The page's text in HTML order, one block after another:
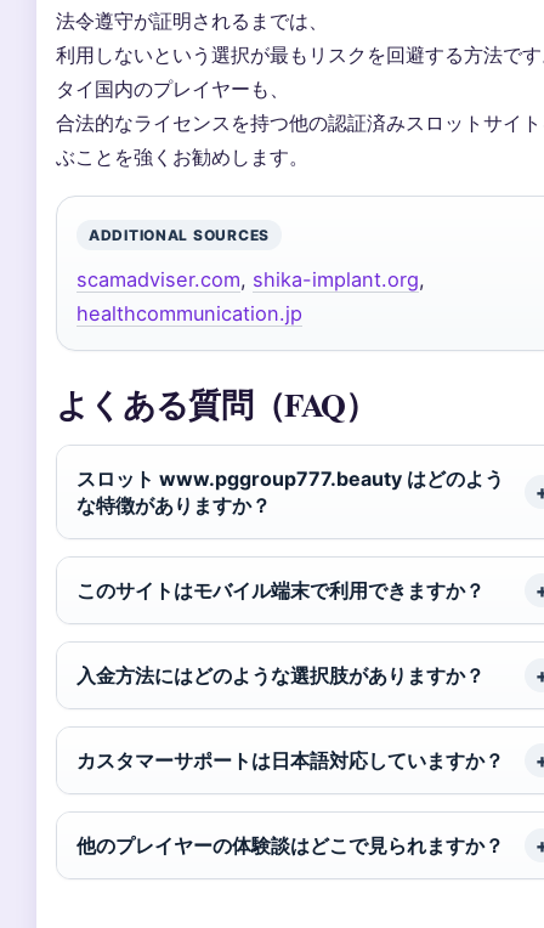
法令遵守が証明されるまでは、
利用しないという選択が最もリスクを回避する方法で
タイ国内のプレイヤーも、
合法的なライセンスを持つ他の認証済みスロットサイ
ぶことを強くお勧めします。
ADDITIONAL SOURCES
scamadviser.com, shika-implant.org,
healthcommunication.jp
よくある質問（FAQ）
スロット www.pggroup777.beauty はどのよう
な特徴がありますか？
このサイトはモバイル端末で利用できますか？
入金方法にはどのような選択肢がありますか？
カスタマーサポートは日本語対応していますか？
他のプレイヤーの体験談はどこで見られますか？